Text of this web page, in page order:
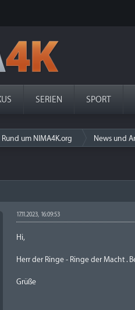
SERIEN SPORT
Rund um NIMA4K.org News und
17.11.2023, 16:09:53
Hi,
Herr der Ringe - Ringe der Macht .
Grüße